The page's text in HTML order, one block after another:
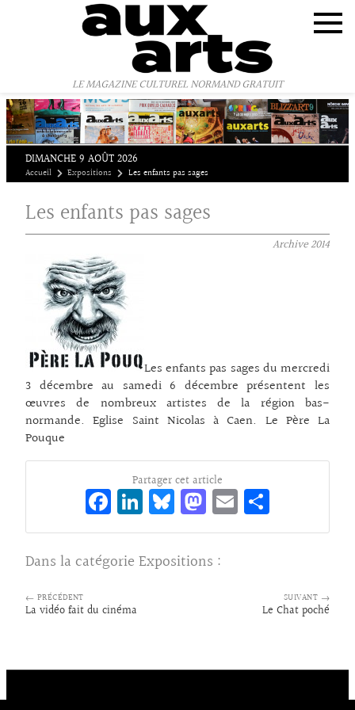
LE MAGAZINE CULTUREL NORMAND GRATUIT
DIMANCHE 9 AOÛT 2026
Accueil Expositions Les enfants pas sages
Les enfants pas sages
Archive2014
Les enfants pas sages du mercredi
3 décembre au samedi 6 décembre présentent les
œuvres de nombreux artistes de la région bas-
normande. Eglise Saint Nicolas à Caen. Le Père La
Pouque
Partager cet article
Fa
ce
bo
o
k
Li
n
ke
dI
Bl
ue
sk
y
M
as
to
d
E
m rt
Dans la catégorie Expositions :
← PRÉCÉDENT
La vidéo fait du cinéma
SUIVANT →
Le Chat poché
Panneau de gestion des cookies